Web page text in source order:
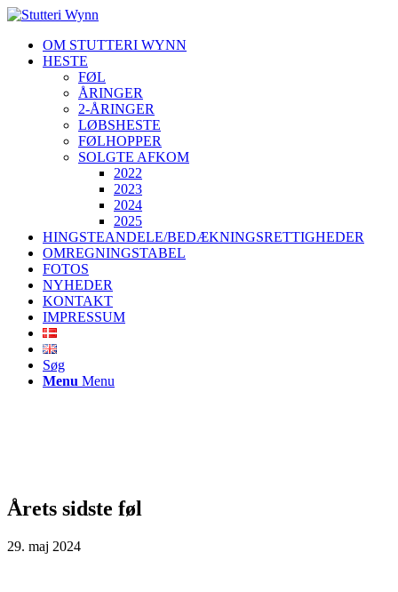
OM STUTTERI WYNN
HESTE
FØL
ÅRINGER
2-ÅRINGER
LØBSHESTE
FØLHOPPER
SOLGTE AFKOM
2022
2023
2024
2025
HINGSTEANDELE/BEDÆKNINGSRETTIGHEDER
OMREGNINGSTABEL
FOTOS
NYHEDER
KONTAKT
IMPRESSUM
Søg
Menu Menu
Årets sidste føl
29. maj 2024